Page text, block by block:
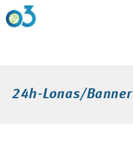
24h-Lonas/Banner